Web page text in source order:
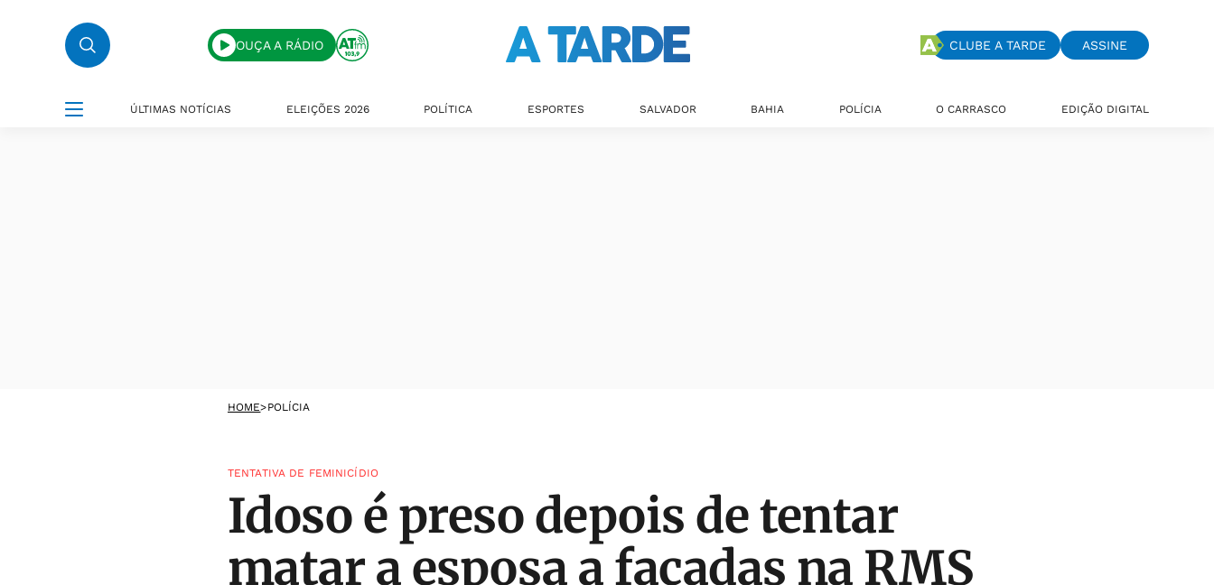
OUÇA A RÁDIO CLUBE A TARDE ASSINE
ÚLTIMAS NOTÍCIAS ELEIÇÕES 2026 POLÍTICA ESPORTES SALVADOR BAHIA POLÍCIA O CARRASCO EDIÇÃO DIGITAL
HOME>POLÍCIA
TENTATIVA DE FEMINICÍDIO
Idoso é preso depois de tentar
matar a esposa a facadas na RMS